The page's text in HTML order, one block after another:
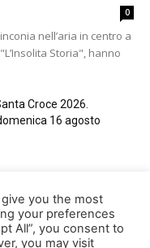
0
nell’aria in centro a
Storia", hanno
Croce 2026.
16 agosto
ai cugini
Bristot
you the most
your preferences
All”, you consent to
you may visit